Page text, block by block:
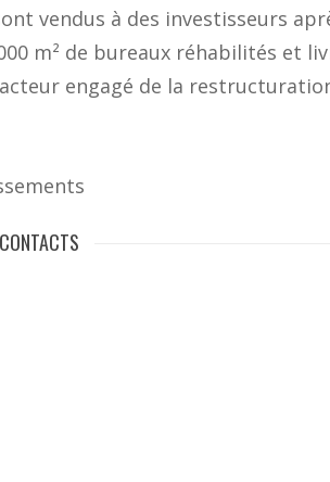
vendus à des investisseurs
m² de bureaux réhabilités et
engagé de la
CONTACTS